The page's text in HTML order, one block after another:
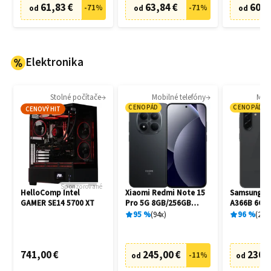
od 61,83 € -71% od 63,84 € -71% od
Elektronika
Stolné počítače
CENOVÝ HIT
Sponzorované
HelloComp Intel
GAMER SE14 5700 XT
741,00 €
Mobilné telefóny
CENOPÁD
Xiaomi Redmi Note 15
Pro 5G 8GB/256GB
Black
95% 94x
od 245,00 € -11%
CENOPÁD
Samsung
A366B
Awesome
96% 20
od